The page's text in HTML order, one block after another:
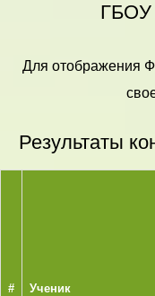
ГБОУ
Для отображения
Результаты
# Ученик